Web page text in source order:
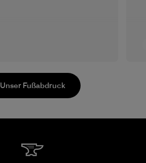
Unser Fußabdruck